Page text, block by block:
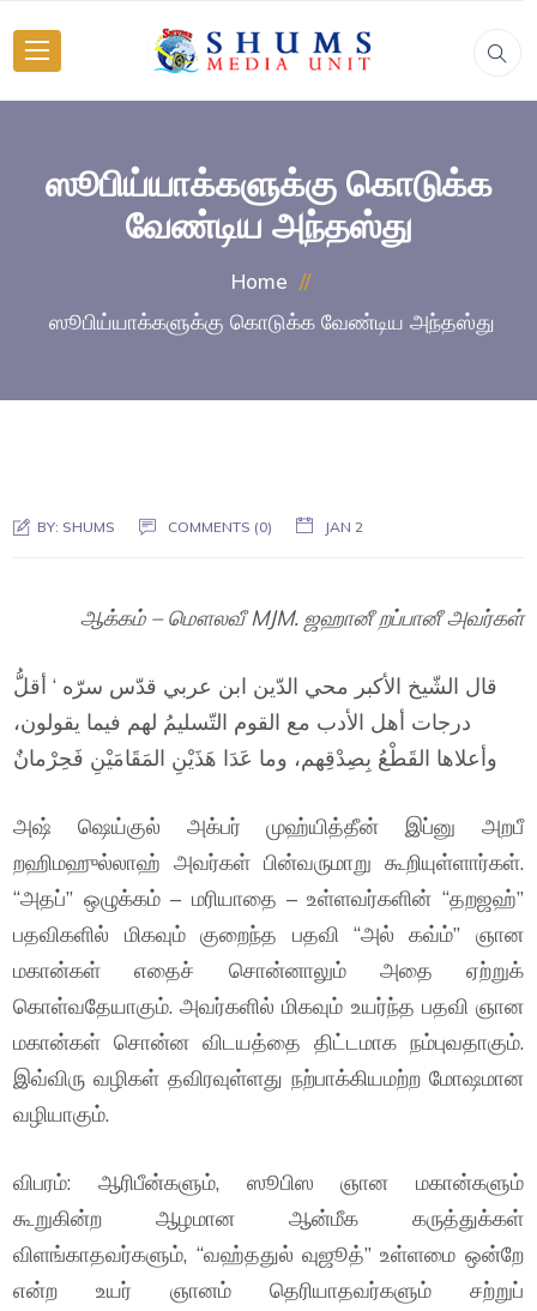
ஸூபிய்யாக்களுக்கு கொடுக்க
வேண்டிய அந்தஸ்து
Home
ஸூபிய்யாக்களுக்கு கொடுக்க வேண்டிய அந்தஸ்து
BY: SHUMS COMMENTS (0) JAN 2
ஆக்கம் – மௌலவீ MJM. ஜஹானீ றப்பானீ அவர்கள்
قال الشّيخ الأكبر محي الدّين ابن عربي قدّس سرّه ‘ أقلُّ
درجات أهل الأدب مع القوم التّسليمُ لهم فيما يقولون،
وأعلاها القَطْعُ بِصِدْقِهم، وما عَدَا هَذَيْنِ المَقَامَيْنِ فَحِرْمانٌ
அஷ் ஷெய்குல் அக்பர் முஹ்யித்தீன் இப்னு அறபீ
றஹிமஹுல்லாஹ் அவர்கள் பின்வருமாறு கூறியுள்ளார்கள்.
“அதப்” ஒழுக்கம் – மரியாதை – உள்ளவர்களின் “தறஜஹ்”
பதவிகளில் மிகவும் குறைந்த பதவி “அல் கவ்ம்” ஞான
மகான்கள் எதைச் சொன்னாலும் அதை ஏற்றுக்
கொள்வதேயாகும். அவர்களில் மிகவும் உயர்ந்த பதவி ஞான
மகான்கள் சொன்ன விடயத்தை திட்டமாக நம்புவதாகும்.
இவ்விரு வழிகள் தவிரவுள்ளது நற்பாக்கியமற்ற மோஷமான
வழியாகும்.
விபரம்: ஆரிபீன்களும், ஸூபிஸ ஞான மகான்களும்
கூறுகின்ற ஆழமான ஆன்மீக கருத்துக்கள்
விளங்காதவர்களும், “வஹ்ததுல் வுஜூத்” உள்ளமை ஒன்றே
என்ற உயர் ஞானம் தெரியாதவர்களும் சற்றுப்